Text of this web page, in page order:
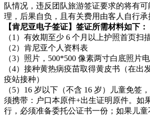
队情况，违反团队旅游签证要求的将有
理，后果自负，且有关费用由客人自行承
【肯尼亚电子签证】签证所需材料如下：
（1）有效期至少 6 个月以上护照首页扫
（2）肯尼亚个人资料表
（3）照片，500*500 像素两寸白底照片
（4）接种黄热病疫苗取得黄皮书（在出
疫站接种）
（5）16 岁以下（不含 16 岁）儿童免签
须携带：户口本原件+出生证明原件。如
行，必须准备委托公证书一份；如果儿